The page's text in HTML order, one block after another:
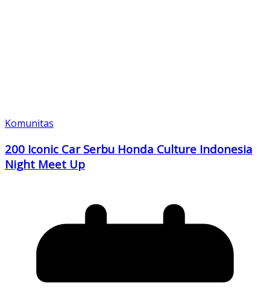
Komunitas
200 Iconic Car Serbu Honda Culture Indonesia
Night Meet Up